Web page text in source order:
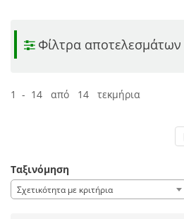
Φίλτρα αποτελεσμάτων
1 - 14 από 14 τεκμήρια
Ταξινόμηση
Σχετικότητα με κριτήρια